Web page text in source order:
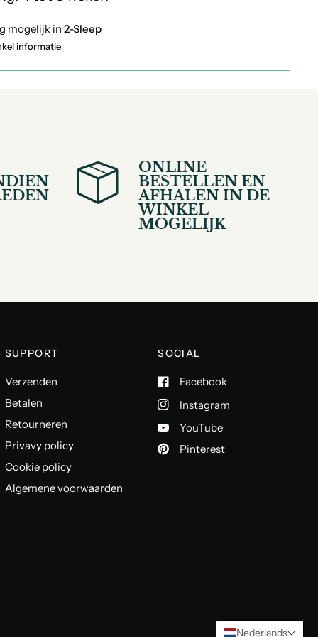
mogelijk in 2-Sleep
informatie
ONLINE
BESTELLEN EN
AFHALEN IN DE
WINKEL
MOGELIJK
SUPPORT
Verzenden
Betalen
Retourneren
Privavy policy
Cookie policy
Algemene voorwaarden
SOCIAL
Facebook
Instagram
YouTube
Pinterest
Nederlands